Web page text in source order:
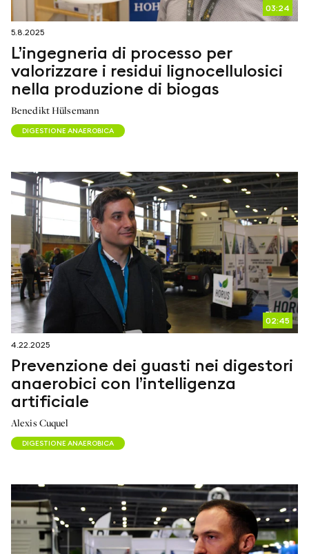
03:24
5.8.2025
L’ingegneria di processo per
valorizzare i residui lignocellulosici
nella produzione di biogas
Benedikt Hülsemann
DIGESTIONE ANAEROBICA
02:45
4.22.2025
Prevenzione dei guasti nei digestori
anaerobici con l’intelligenza
artificiale
Alexis Cuquel
DIGESTIONE ANAEROBICA